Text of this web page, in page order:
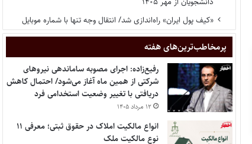
«کیف پول ایران» راه‌اندازی شد/ انتقال وجه تنها با شماره موبایل
پر‌مخاطب‌ترین‌های هفته
رفیع‌زاده: اجرای مصوبه ساماندهی نیروهای
شرکتی از همین ماه آغاز می‌شود/ احتمال کاهش
دریافتی با تغییر وضعیت استخدامی فرد
۱۲ مرداد ۱۴۰۵
انواع مالکیت املاک در حقوق ثبتی؛ معرفی ۱۱
نوع مالکیت ملک